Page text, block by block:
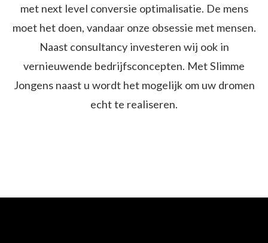
met next level conversie optimalisatie. De mens
moet het doen, vandaar onze obsessie met mensen.
Naast consultancy investeren wij ook in
vernieuwende bedrijfsconcepten. Met Slimme
Jongens naast u wordt het mogelijk om uw dromen
echt te realiseren.